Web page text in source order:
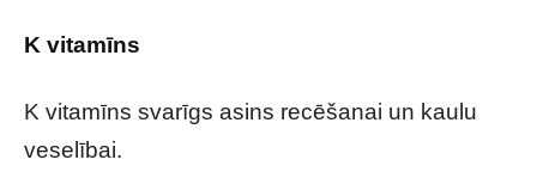
K vitamīns
K vitamīns svarīgs asins recēšanai un kaulu
veselībai.